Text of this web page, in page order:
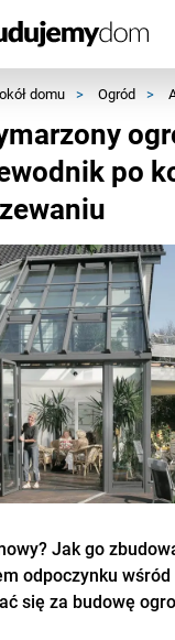
domu > Ogród >
po
Jak go
odpoczynku
się za budowę